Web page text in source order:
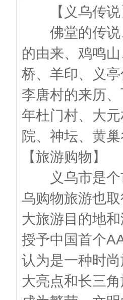
【义乌传说
佛堂的传说
的由来、鸡鸣
桥、羊印、义
李唐村的来历
年杜门村、大
院、神坛、黄
【旅游购物】
义乌市是个
乌购物旅游也
大旅游目的地
授予中国首个
认为是一种时
大亮点和长三